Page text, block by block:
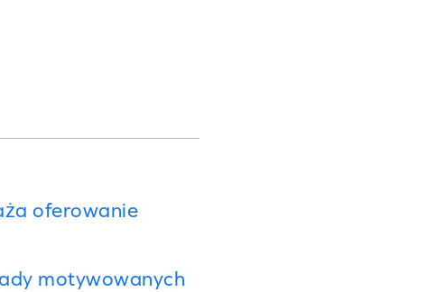
oferowanie
motywowanych